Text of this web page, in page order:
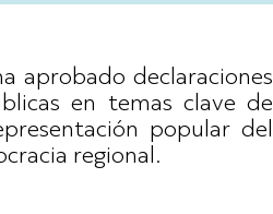
aprobado declaraciones
en temas clave de
popular del
regional.